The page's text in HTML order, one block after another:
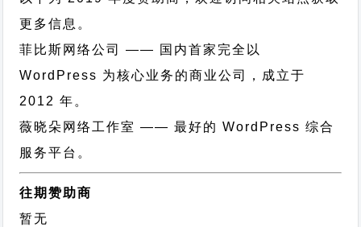
更多信息。
菲比斯网络公司
—— 国内首家完全以
WordPress 为核心业务的商业公司，成立于
2012 年。
薇晓朵网络工作室 —— 最好的 WordPress 综合
服务平台。
往期赞助商
暂无